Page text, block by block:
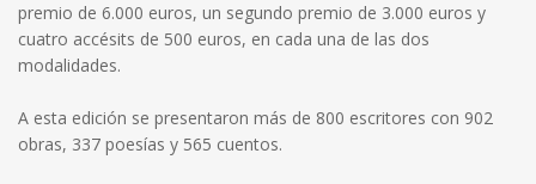
premio de 6.000 euros, un segundo premio de 3.000 euros y
cuatro accésits de 500 euros, en cada una de las dos
modalidades.
A esta edición se presentaron más de 800 escritores con 902
obras, 337 poesías y 565 cuentos.